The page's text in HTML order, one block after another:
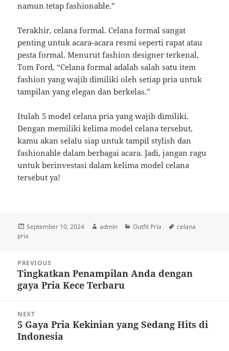
namun tetap fashionable.”
Terakhir, celana formal. Celana formal sangat
penting untuk acara-acara resmi seperti rapat atau
pesta formal. Menurut fashion designer terkenal,
Tom Ford, “Celana formal adalah salah satu item
fashion yang wajib dimiliki oleh setiap pria untuk
tampilan yang elegan dan berkelas.”
Itulah 5 model celana pria yang wajib dimiliki.
Dengan memiliki kelima model celana tersebut,
kamu akan selalu siap untuk tampil stylish dan
fashionable dalam berbagai acara. Jadi, jangan ragu
untuk berinvestasi dalam kelima model celana
tersebut ya!
Posted
on
September 10, 2024 Author
admin Categories
Outfit Pria Tags
celana
pria
navigation
PREVIOUS
Previous
post:
Tingkatkan Penampilan Anda dengan
gaya Pria Kece Terbaru
NEXT
Next
post:
5 Gaya Pria Kekinian yang Sedang Hits di
Indonesia